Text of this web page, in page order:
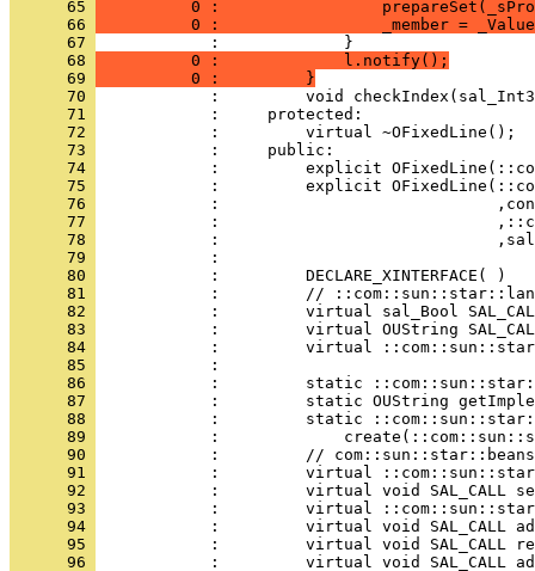
      65
0 :
      66
0 :                 _member =
      67
      68
          0 :             l.notify();
      69
          0 :         }
      70
      71
      72
      73
      74
      75
      76
      77
      78
      79
      80
      81
      82
      83
      84
      85
      86
      87
      88
      89
      90
      91
      92
      93
      94
      95
      96